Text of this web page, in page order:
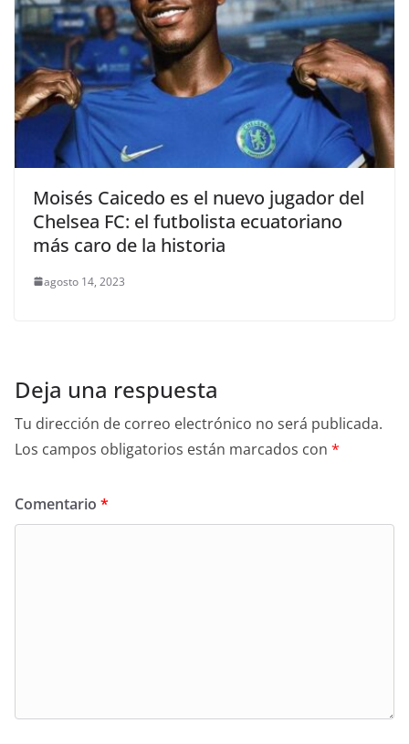
Moisés Caicedo es el nuevo jugador del
Chelsea FC: el futbolista ecuatoriano
más caro de la historia
agosto 14, 2023
Deja una respuesta
Tu dirección de correo electrónico no será publicada.
Los campos obligatorios están marcados con *
Comentario *